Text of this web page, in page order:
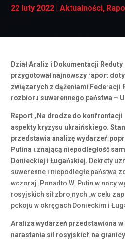
22 luty 2022 |Aktualności,
Dział Analiz i Dokumentacji
przygotował najnowszy raport
związanych z dążeniami Federacji
rozbioru suwerennego państwa –
Raport „Na drodze do
aspekty kryzysu ukraińskiego. Stan
przedstawia analizę wydarzeń
Putina uznającą niepodległość
Donieckiej i Ługańskiej. Dekrety
suwerenne i niepodległe państwa
wczoraj. Ponadto W. Putin w nocy
rosyjskich sił zbrojnych „w celu
pokoju w okręgach Donieckim i
Analiza wydarzeń przedstawiona
narastania sił rosyjskich na